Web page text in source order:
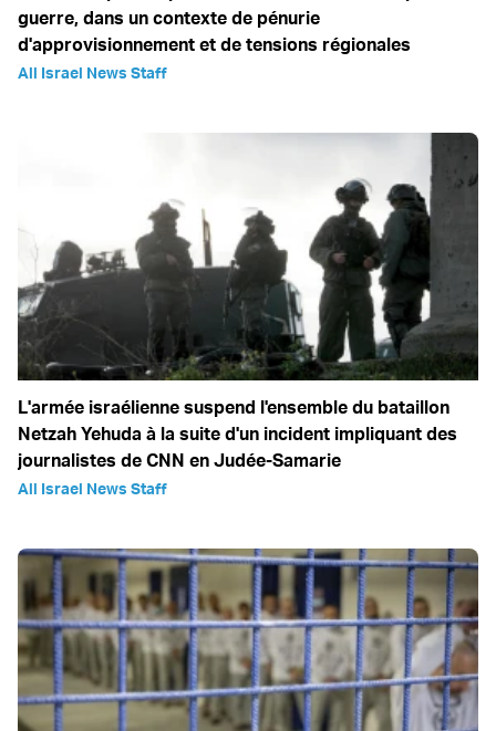
guerre, dans un contexte de pénurie
d'approvisionnement et de tensions régionales
All Israel News Staff
L'armée israélienne suspend l'ensemble du bataillon
Netzah Yehuda à la suite d'un incident impliquant des
journalistes de CNN en Judée-Samarie
All Israel News Staff